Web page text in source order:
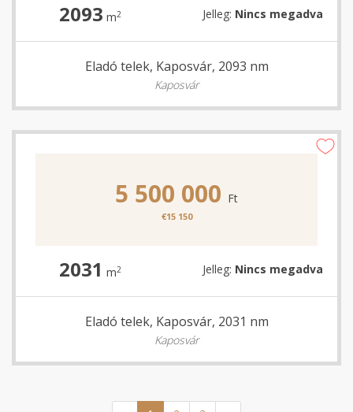
2093 m2 Jelleg: Nincs megadva
Eladó telek, Kaposvár, 2093 nm
Kaposvár
5 500 000 Ft
€15 150
2031 m2 Jelleg: Nincs megadva
Eladó telek, Kaposvár, 2031 nm
Kaposvár